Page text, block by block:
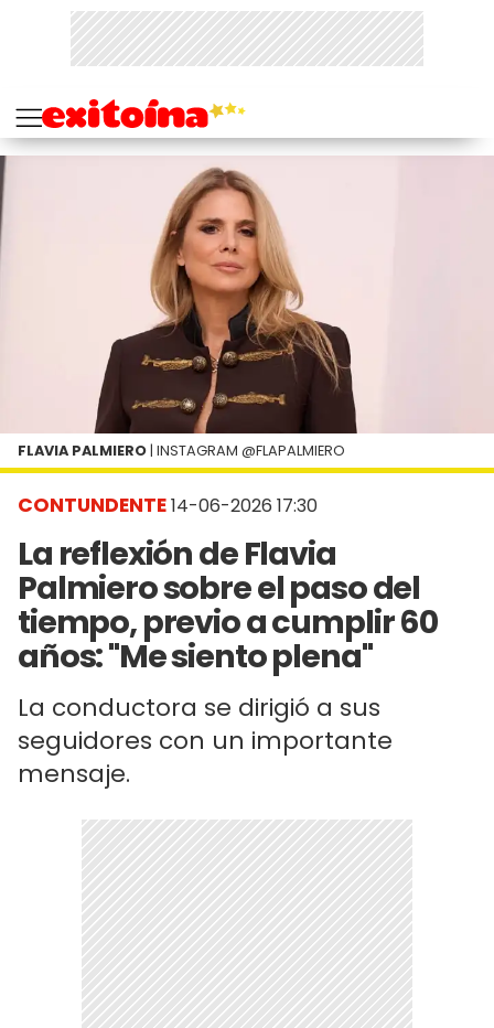
CONTUNDENTE14-06-2026 17:30
La reflexión de Flavia
Palmiero sobre el paso del
tiempo, previo a cumplir 60
años: "Me siento plena"
La conductora se dirigió a sus
seguidores con un importante
mensaje.
FLAVIA PALMIERO | INSTAGRAM @FLAPALMIERO